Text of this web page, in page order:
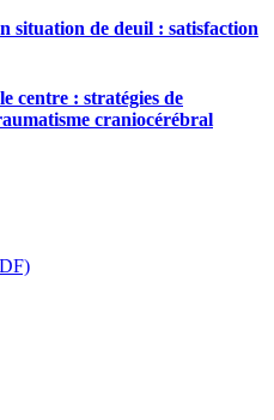
situation de deuil : satisfaction
centre : stratégies de
craniocérébral